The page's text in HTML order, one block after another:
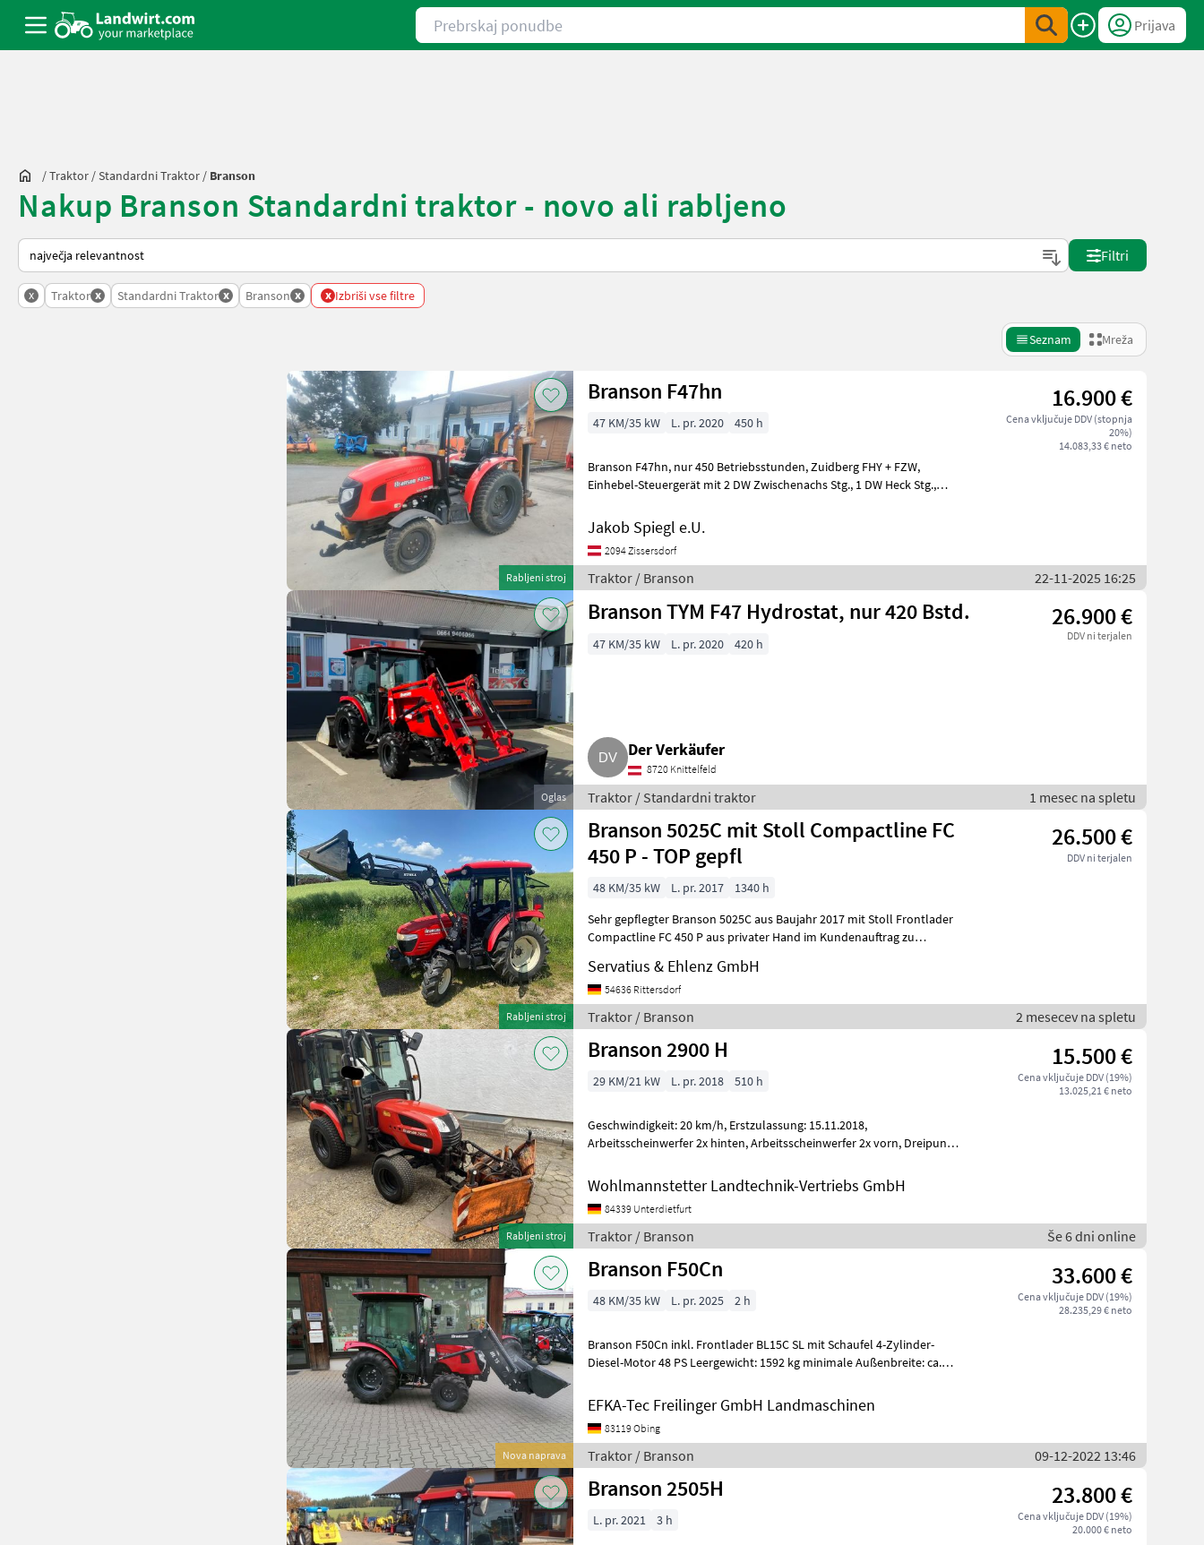
Prebrskaj ponudbe
Prijava
/Traktor /Standardni Traktor / Branson
Nakup Branson Standardni traktor - novo ali rabljeno
Tako je razvrščeno na Landwirt.com
Filtri
x Traktor x Standardni Traktor x Branson x x Izbriši vse filtre
Seznam Mreža
Rabljeni stroj
Branson F47hn 16.900 €
Cena vključuje DDV (stopnja
20%)
14.083,33 € neto
47 KM/35 kW L. pr. 2020 450 h
Branson F47hn, nur 450 Betriebsstunden, Zuidberg FHY + FZW,
Einhebel-Steuergerät mit 2 DW Zwischenachs Stg., 1 DW Heck Stg.,
Jakob Spiegl e.U.
2094 Zissersdorf
Traktor / Branson 22-11-2025 16:25
Oglas
Branson TYM F47 Hydrostat, nur 420 Bstd. 26.900 €
DDV ni terjalen
47 KM/35 kW L. pr. 2020 420 h
Der Verkäufer
8720 Knittelfeld
Traktor / Standardni traktor 1 mesec na spletu
Rabljeni stroj
Branson 5025C mit Stoll Compactline FC
450 P - TOP gepfl
26.500 €
DDV ni terjalen
48 KM/35 kW L. pr. 2017
1340 h
Sehr gepflegter Branson 5025C aus Baujahr 2017 mit Stoll Frontlader
Compactline FC 450 P aus privater Hand im Kundenauftrag zu
Servatius & Ehlenz GmbH
54636 Rittersdorf
Traktor / Branson 2 mesecev na spletu
Rabljeni stroj
Branson 2900 H 15.500 €
Cena vključuje DDV (19%)
13.025,21 € neto
29 KM/21 kW L. pr. 2018 510 h
Geschwindigkeit: 20 km/h, Erstzulassung: 15.11.2018,
Arbeitsscheinwerfer 2x hinten, Arbeitsscheinwerfer 2x vorn, Dreipunkt
Wohlmannstetter Landtechnik-Vertriebs GmbH
84339 Unterdietfurt
Traktor / Branson Še 6 dni online
Nova naprava
Branson F50Cn 33.600 €
Cena vključuje DDV (19%)
28.235,29 € neto
48 KM/35 kW L. pr. 2025 2 h
Branson F50Cn inkl. Frontlader BL15C SL mit Schaufel 4-Zylinder-
Diesel-Motor 48 PS Leergewicht: 1592 kg minimale Außenbreite: ca.
EFKA-Tec Freilinger GmbH Landmaschinen
83119 Obing
Traktor / Branson 09-12-2022 13:46
Branson 2505H 23.800 €
Cena vključuje DDV (19%)
20.000 € neto
L. pr. 2021 3 h